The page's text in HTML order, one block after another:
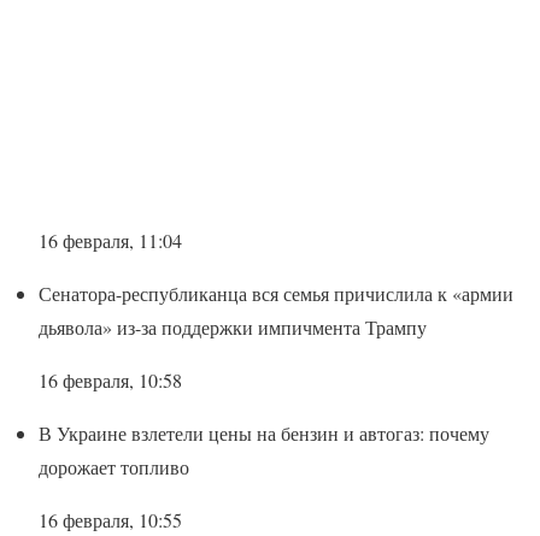
16 февраля, 11:04
Сенатора-республиканца вся семья причислила к «армии
дьявола» из-за поддержки импичмента Трампу
16 февраля, 10:58
В Украине взлетели цены на бензин и автогаз: почему
дорожает топливо
16 февраля, 10:55